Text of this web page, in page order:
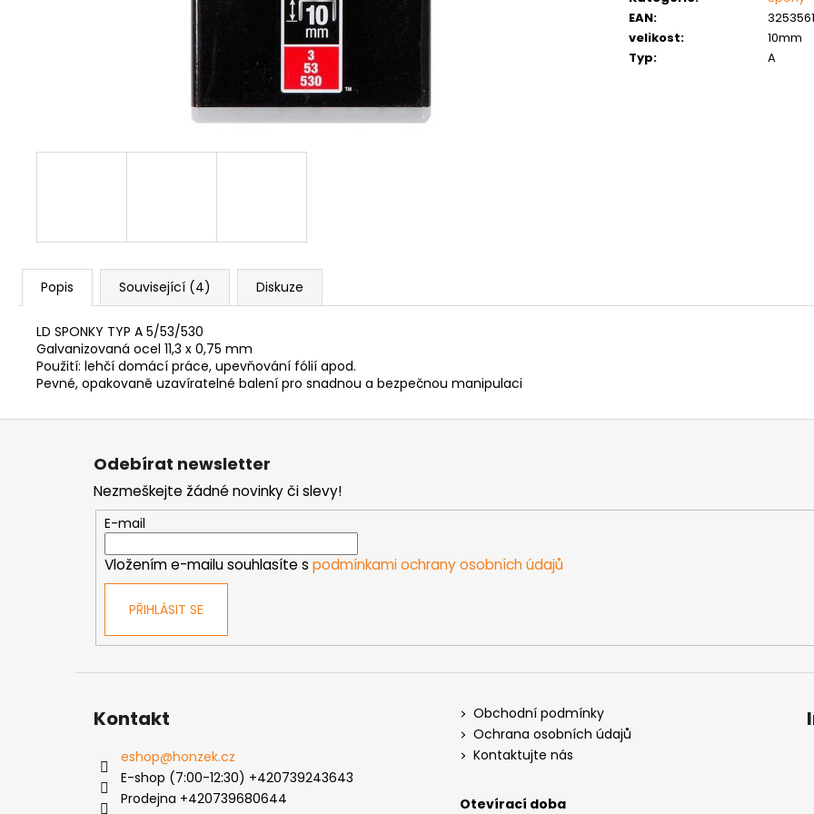
EAN:
velikost:
10mm
Typ: A
Popis Související (4) Diskuze
LD SPONKY TYP A 5/53/530
Galvanizovaná ocel 11,3 x 0,75 mm
Použití: lehčí domácí práce, upevňování fólií apod.
Pevné, opakovaně uzavíratelné balení pro snadnou a bezpečnou manipulaci
NÝT DUTÝ DVOJDÍLNÝ 3,5X10 NIKL
MATICE ŠESTIHRANNÁ PRODLOUŽENÁ
POZINK
1,50 Kč
PODLOŽKA
Z
Odebírat newsletter
Nezmeškejte žádné novinky či slevy!
E-mail
Vložením e-mailu souhlasíte s podmínkami ochrany osobních údajů
PŘIHLÁSIT SE
Kontakt
eshop@honzek.cz
E-shop (7:00-12:30) +420739243643
Prodejna +420739680644
Obchodní podmínky
Ochrana osobních údajů
Kontaktujte nás
Otevírací doba